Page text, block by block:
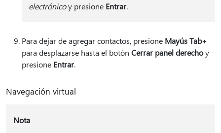
electrónicoy presione Entrar.
Para dejar de agregar contactos, presione Mayús Tab+
para desplazarse hasta el botón Cerrar panel derechoy
presione Entrar.
Navegación virtual
Nota